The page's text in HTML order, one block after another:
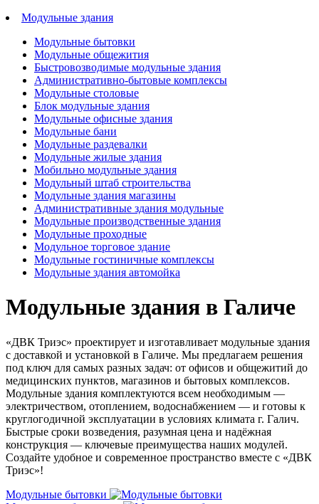
Модульные здания
Модульные бытовки
Модульные общежития
Быстровозводимые модульные здания
Административно-бытовые комплексы
Модульные столовые
Блок модульные здания
Модульные офисные здания
Модульные бани
Модульные раздевалки
Модульные жилые здания
Мобильно модульные здания
Модульный штаб строительства
Модульные здания магазины
Административные здания модульные
Модульные производственные здания
Модульные проходные
Модульное торговое здание
Модульные гостиничные комплексы
Модульные здания автомойка
Модульные здания в Галиче
«ДВК Триэс» проектирует и изготавливает модульные здания
с доставкой и установкой в Галиче. Мы предлагаем решения
под ключ для самых разных задач: от офисов и общежитий до
медицинских пунктов, магазинов и бытовых комплексов.
Модульные здания комплектуются всем необходимым —
электричеством, отоплением, водоснабжением — и готовы к
круглогодичной эксплуатации в условиях климата г. Галич.
Быстрые сроки возведения, разумная цена и надёжная
конструкция — ключевые преимущества наших модулей.
Создайте удобное и современное пространство вместе с «ДВК
Триэс»!
Модульные бытовки